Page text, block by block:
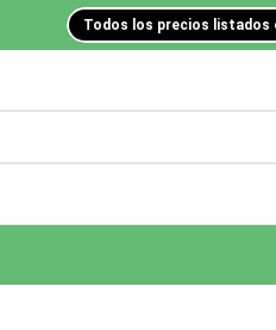
Todos los precios listados